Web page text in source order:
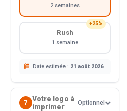
2 semaines
+25%
Rush
1 semaine
Date estimée : 21 août 2026
7
Votre logo à
imprimer
Optionnel